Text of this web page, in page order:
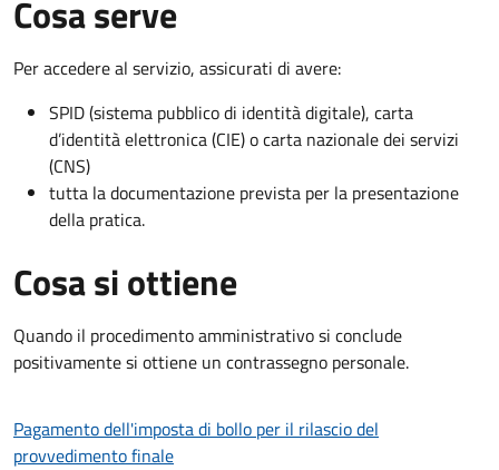
Cosa serve
Per accedere al servizio, assicurati di avere:
SPID (sistema pubblico di identità digitale), carta
d’identità elettronica (CIE) o carta nazionale dei servizi
(CNS)
tutta la documentazione prevista per la presentazione
della pratica.
Cosa si ottiene
Quando il procedimento amministrativo si conclude
positivamente si ottiene un contrassegno personale.
Pagamento dell'imposta di bollo per il rilascio del
provvedimento finale